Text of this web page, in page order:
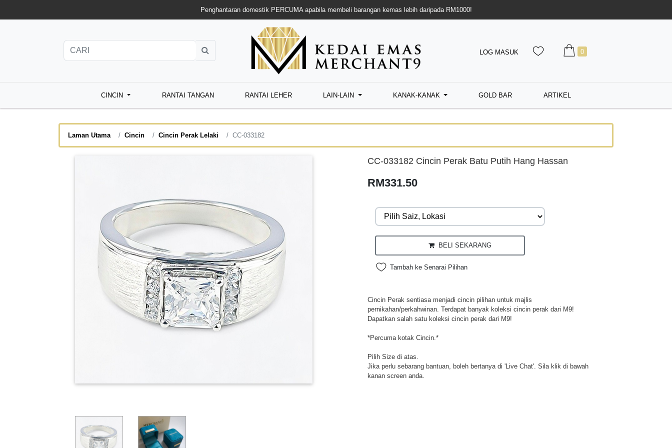
Penghantaran domestik PERCUMA apabila membeli barangan kemas lebih daripada RM1000!
LOG MASUK 0
CINCIN RANTAI TANGAN RANTAI LEHER LAIN-LAIN KANAK-KANAK GOLD BAR ARTIKEL
Laman Utama Cincin Cincin Perak Lelaki CC-033182
CC-033182 Cincin Perak Batu Putih Hang Hassan
RM331.50
BELI SEKARANG
Tambah ke Senarai Pilihan
Cincin Perak sentiasa menjadi cincin pilihan untuk majlis
pernikahan/perkahwinan. Terdapat banyak koleksi cincin perak dari M9!
Dapatkan salah satu koleksi cincin perak dari M9!
*Percuma kotak Cincin.*
Pilih Size di atas.
Jika perlu sebarang bantuan, boleh bertanya di 'Live Chat'. Sila klik di bawah
kanan screen anda.